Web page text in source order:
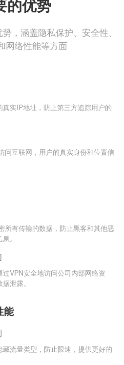
的优势
，涵盖隐私保护、安全性、
网络性能等方面
真实IP地址，防止第三方追踪用户的
问互联网，用户的真实身份和位置信
所有传输的数据，防止黑客和其他恶
。
VPN安全地访问公司内部网络资
泄露。
能
藏流量类型，防止限速，提供更好的